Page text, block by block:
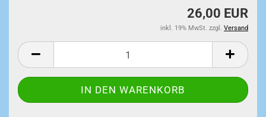
26,00 EUR
inkl. 19% MwSt. zzgl. Versand